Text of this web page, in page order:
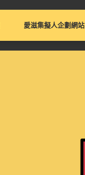
愛滋集擬人企劃網站